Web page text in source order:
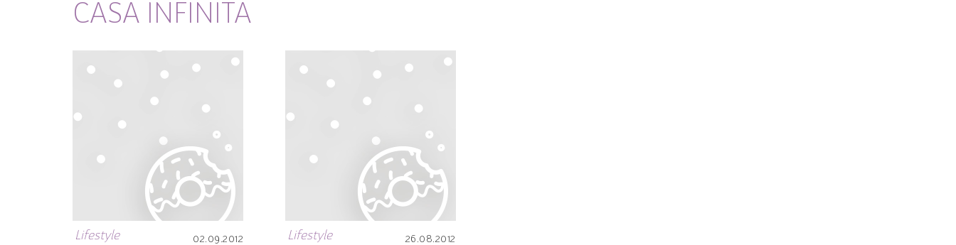
CASA INFINITA
Lifestyle 02.09.2012 Lifestyle 26.08.2012